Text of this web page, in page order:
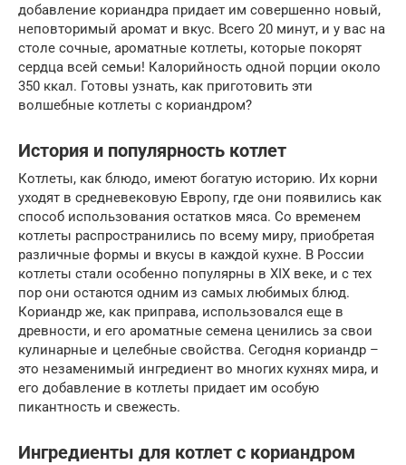
добавление кориандра придает им совершенно новый,
неповторимый аромат и вкус. Всего 20 минут, и у вас на
столе сочные, ароматные котлеты, которые покорят
сердца всей семьи! Калорийность одной порции около
350 ккал. Готовы узнать, как приготовить эти
волшебные котлеты с кориандром?
История и популярность котлет
Котлеты, как блюдо, имеют богатую историю. Их корни
уходят в средневековую Европу, где они появились как
способ использования остатков мяса. Со временем
котлеты распространились по всему миру, приобретая
различные формы и вкусы в каждой кухне. В России
котлеты стали особенно популярны в XIX веке, и с тех
пор они остаются одним из самых любимых блюд.
Кориандр же, как приправа, использовался еще в
древности, и его ароматные семена ценились за свои
кулинарные и целебные свойства. Сегодня кориандр –
это незаменимый ингредиент во многих кухнях мира, и
его добавление в котлеты придает им особую
пикантность и свежесть.
Ингредиенты для котлет с кориандром